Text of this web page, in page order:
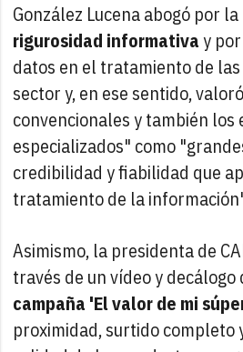
González Lucena abogó por la
rigurosidad informativay
datos en el tratamiento de
sector y, en ese sentido,
convencionales y también los
especializados" como
credibilidad y fiabilidad que
tratamiento de la
Asimismo, la presidenta de
través de un vídeo y decálogo
campaña 'El valor de mi
proximidad, surtido completo